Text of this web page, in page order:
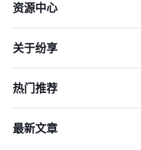
资源中心
关于纷享
热门推荐
最新文章